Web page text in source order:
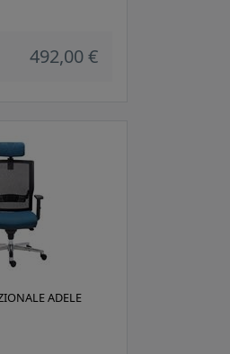
492,00 €
ADELE